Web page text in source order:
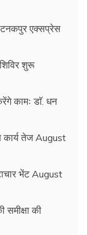
एक्सप्रेस
शुरू
कामः डाॅ. धन
कार्य तेज August
भेंट August
समीक्षा की